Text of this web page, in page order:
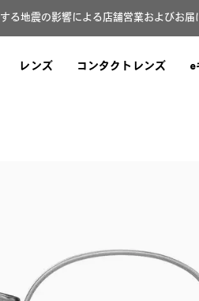
る地震の影響による店舗営業およびお届
レンズ コンタクトレンズ e